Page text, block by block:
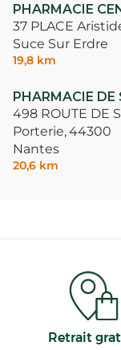
PHARMACIE
37 PLACE
Suce Sur Erdre
19,8 km
PHARMACIE
498 ROUTE DE
Porterie,44300
Nantes
20,6 km
Retrait